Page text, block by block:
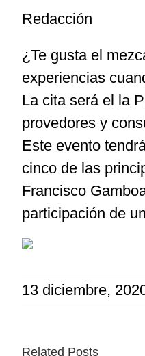
Redacción
¿Te gusta el
experiencias
La cita será el la
provedores y
Este evento
cinco de las
Francisco
participación de
13 diciembre,
Related Posts